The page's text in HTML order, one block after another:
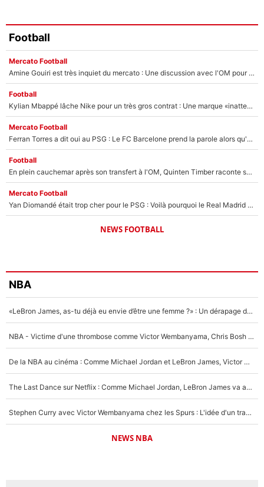
Football
Mercato Football
Amine Gouiri est très inquiet du mercato : Une discussion avec l'OM pour acter son transfert !
Football
Kylian Mbappé lâche Nike pour un très gros contrat : Une marque «inattendue» va frapper très fort
Mercato Football
Ferran Torres a dit oui au PSG : Le FC Barcelone prend la parole alors qu'un transfert de l'attaquant espagnol prend forme
Football
En plein cauchemar après son transfert à l'OM, Quinten Timber raconte ses doutes après sa signature à Marseille
Mercato Football
Yan Diomandé était trop cher pour le PSG : Voilà pourquoi le Real Madrid a accepté de payer la somme record de 140M€ pour boucler son transfert !
NEWS FOOTBALL
NBA
«LeBron James, as-tu déjà eu envie d’être une femme ?» : Un dérapage de Donald Trump sur la superstar de la NBA refait surface
NBA - Victime d'une thrombose comme Victor Wembanyama, Chris Bosh prévient le Français des risques sur sa santé : «J’ai failli mourir sur le coup et j’ai été ramené à la vie»
De la NBA au cinéma : Comme Michael Jordan et LeBron James, Victor Wembanyama rêve d'une carrière d'acteur !
The Last Dance sur Netflix : Comme Michael Jordan, LeBron James va avoir le droit à sa série !
Stephen Curry avec Victor Wembanyama chez les Spurs : L'idée d'un trade historique est lancée en NBA !
NEWS NBA